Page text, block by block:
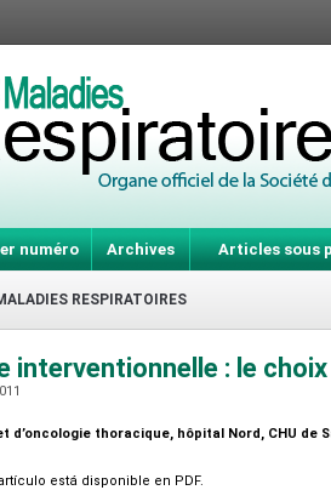
numéro Archives Articles sous
RESPIRATOIRES
interventionnelle : le
d’oncologie thoracique, hôpital Nord, CHU de
está disponible en PDF.